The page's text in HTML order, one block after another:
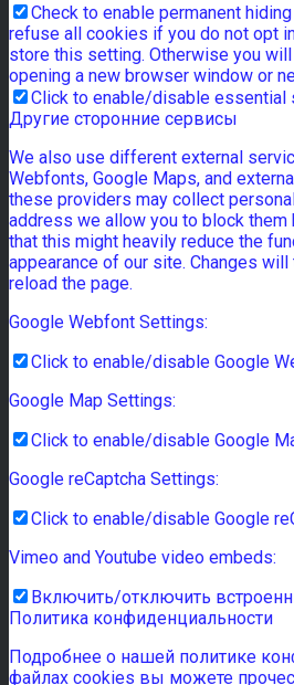
Check to enable permanent
refuse all cookies if you do not opt
store this setting. Otherwise you
opening a new browser window or
Click to enable/disable essential
Другие сторонние сервисы
We also use different external
Webfonts, Google Maps, and
these providers may collect
address we allow you to block them
that this might heavily reduce the
appearance of our site. Changes
reload the page.
Google Webfont Settings:
Click to enable/disable Google
Google Map Settings:
Click to enable/disable Google
Google reCaptcha Settings:
Click to enable/disable Google
Vimeo and Youtube video embeds:
Включить/отключить
Политика конфиденциальности
Подробнее о нашей политике
файлах cookies вы можете